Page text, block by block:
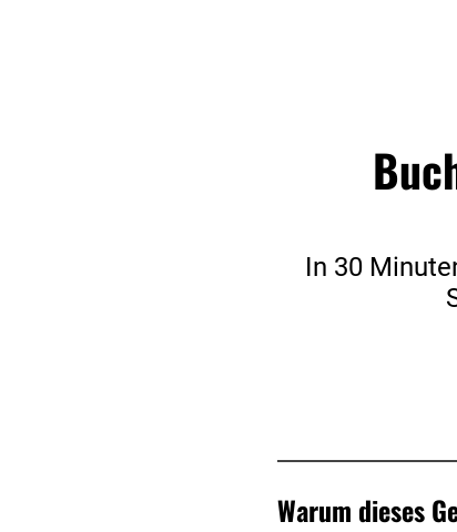
In 30
Warum dieses